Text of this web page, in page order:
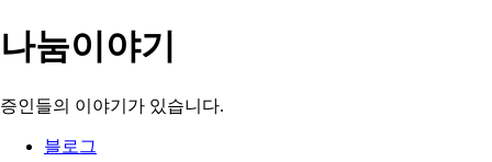
나눔이야기
증인들의 이야기가 있습니다.
블로그